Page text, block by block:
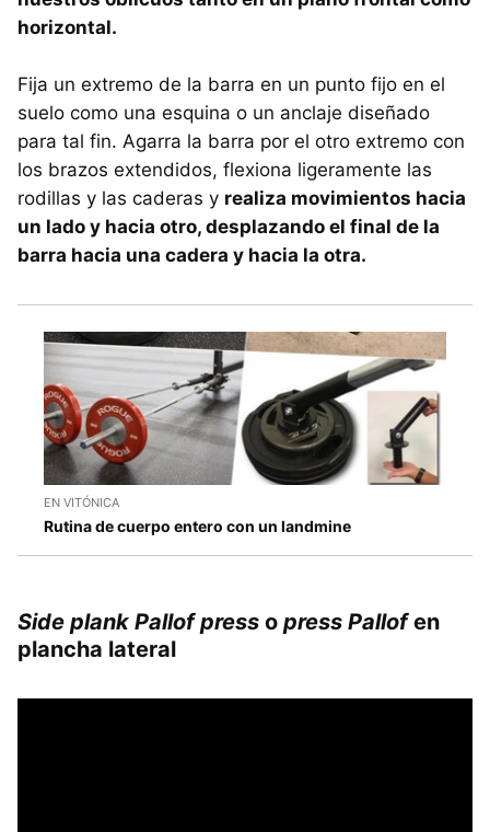
horizontal.
Fija un extremo de la barra en un punto fijo en el
suelo como una esquina o un anclaje diseñado
para tal fin. Agarra la barra por el otro extremo con
los brazos extendidos, flexiona ligeramente las
rodillas y las caderas y realiza movimientos hacia
un lado y hacia otro, desplazando el final de la
barra hacia una cadera y hacia la otra.
EN VITÓNICA
Rutina de cuerpo entero con un landmine
Side plank Pallof press o press Pallofen
plancha lateral